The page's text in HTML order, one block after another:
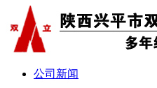
公司新闻